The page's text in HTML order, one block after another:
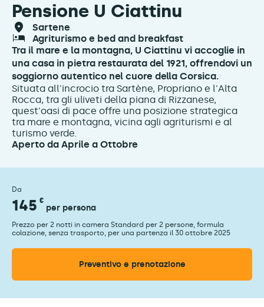
Pensione U Ciattinu
sartene
agriturismo e bed and breakfast
Tra il mare e la montagna, U Ciattinu vi accoglie in
una casa in pietra restaurata del 1921, offrendovi un
soggiorno autentico nel cuore della Corsica.
Situata all'incrocio tra Sartène, Propriano e l'Alta
Rocca, tra gli uliveti della piana di Rizzanese,
quest'oasi di pace offre una posizione strategica
tra mare e montagna, vicina agli agriturismi e al
turismo verde.
Aperto da Aprile a Ottobre
Da
145 €
per persona
Prezzo per 2 notti in camera Standard per 2 persone, formula
colazione, senza trasporto, per una partenza il 30 ottobre 2025
Preventivo e prenotazione